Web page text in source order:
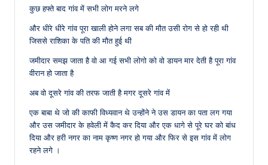
कुछ हफ्ते बाद गांव में सभी लोग मरने लगे
और धीरे धीरे गांव पूरा खाली होने लगा सब की मौत उसी रोग से हो रही थी
जिससे राशिका के पति की मौत हुई थी
जमीदार समझ जाता है वो आ गई सभी लोगो को वो डायन मार देती है पूरा गांव
वीरान हो जाता है
अब वो दूसरे गांव की तरफ जाती है मगर दूसरे गांव में
एक बाबा थे जो की काफी विध्यवान थे उन्होंने ने उस डायन का पता लग गया
और उस जमीदार के हवेली में कैद कर दिया और एक धागे से पूरे घर को बांध
दिया और हरी नगर का नाम कृष्ण नगर हो गया और फिर से इस गांव में लोग
रहने लगे ।